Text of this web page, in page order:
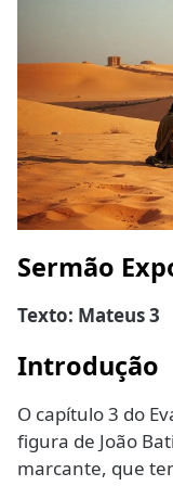
Sermão
Texto: Mateus 3
Introdução
O capítulo 3 do
figura de João
marcante, que